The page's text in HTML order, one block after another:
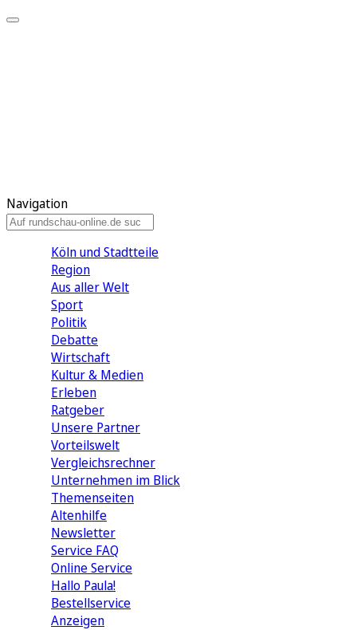
Navigation
Köln und Stadtteile
Region
Aus aller Welt
Sport
Politik
Debatte
Wirtschaft
Kultur & Medien
Erleben
Ratgeber
Unsere Partner
Vorteilswelt
Vergleichsrechner
Unternehmen im Blick
Themenseiten
Altenhilfe
Newsletter
Service FAQ
Online Service
Hallo Paula!
Bestellservice
Anzeigen